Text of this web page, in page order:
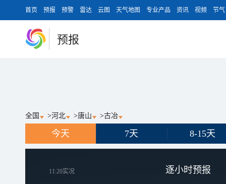
首页 预报 预警 雷达 云图 天气地图 专业产品 资讯 视频 节气
预报
全国 >河北 >唐山 >古冶
今天 7天 8-15天
11:20实况 逐小时预报